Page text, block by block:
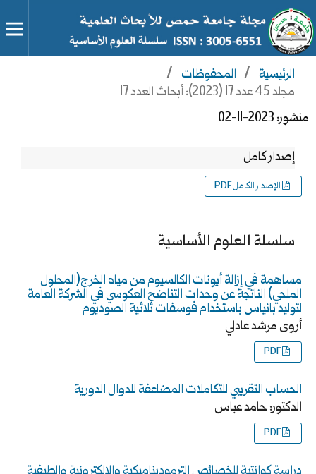
الرئيسية / المحفوظات /
مجلد 45 عدد 17 (2023): أبحاث العدد 17
منشور: 2023-11-02
إصدار كامل
الإصدار الكامل PDF
سلسلة العلوم الأساسية
مساهمة في إزالة أيونات الكالسيوم من مياه الخرج(المحلول
الملحي) الناتجة عن وحدات التناضح العكوسي في الشركة العامة
لتوليد بانياس باستخدام فوسفات ثلاثية الصوديوم
أروى مرشد عادلي
PDF
الحساب التقريبي للتكاملات المضاعفة للدوال الدورية
الدكتور: حامد عباس
PDF